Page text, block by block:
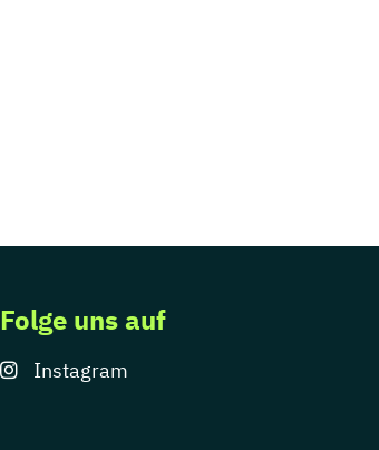
Folge uns auf
Instagram